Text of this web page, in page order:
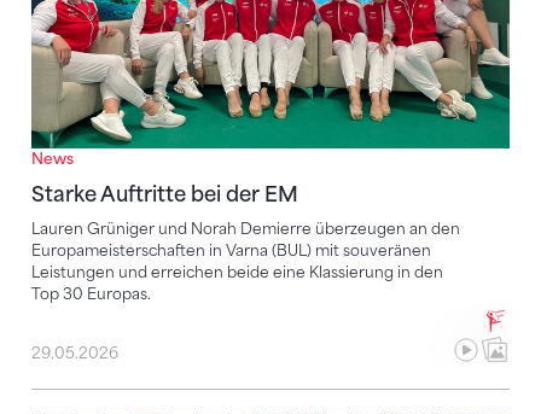
News
Starke Auftritte bei der EM
Lauren Grüniger und Norah Demierre überzeugen an den
Europameisterschaften in Varna (BUL) mit souveränen
Leistungen und erreichen beide eine Klassierung in den
Top 30 Europas.
29.05.2026